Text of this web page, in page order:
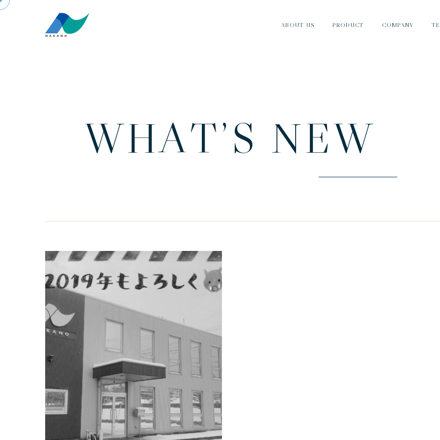
ABOUT US
PRODUCT
COMPANY
WHAT’S NEW